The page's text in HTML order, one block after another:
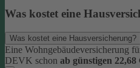
Was kostet eine
Was kostet eine Hausversicherung?
Eine Wohngebäudeversicherung
DEVK schon ab günstigen 22,68